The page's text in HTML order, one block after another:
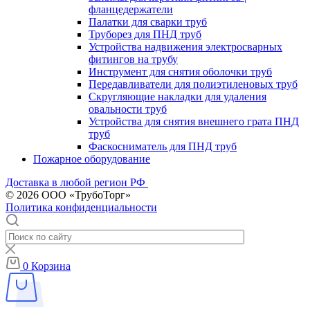
фланцедержатели
Палатки для сварки труб
Труборез для ПНД труб
Устройства надвижения электросварных
фитингов на трубу
Инструмент для снятия оболочки труб
Передавливатели для полиэтиленовых труб
Скругляющие накладки для удаления
овальности труб
Устройства для снятия внешнего грата ПНД
труб
Фаскосниматель для ПНД труб
Пожарное оборудование
Доставка в любой регион РФ
© 2026 ООО «ТрубоТорг»
Политика конфиденциальности
0 Корзина